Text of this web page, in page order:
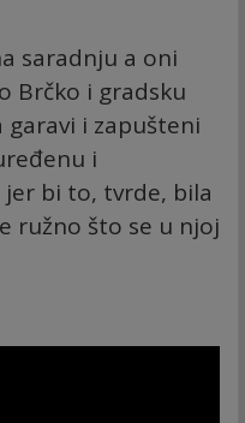
saradnju a oni
Brčko i gradsku
garavi i zapušteni
i
bi to, tvrde, bila
ružno što se u njoj